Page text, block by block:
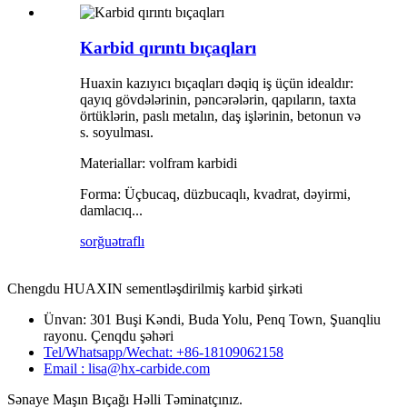
Karbid qırıntı bıçaqları
Huaxin kazıyıcı bıçaqları dəqiq iş üçün idealdır:
qayıq gövdələrinin, pəncərələrin, qapıların, taxta
örtüklərin, paslı metalın, daş işlərinin, betonun və
s. soyulması.
Materiallar: volfram karbidi
Forma: Üçbucaq, düzbucaqlı, kvadrat, dəyirmi,
damlacıq...
sorğuətraflı
Chengdu HUAXIN sementləşdirilmiş karbid şirkəti
Ünvan: 301 Buşi Kəndi, Buda Yolu, Penq Town, Şuanqliu
rayonu. Çenqdu şəhəri
Tel/Whatsapp/Wechat: +86-18109062158
Email : lisa@hx-carbide.com
Sənaye Maşın Bıçağı Həlli Təminatçınız.